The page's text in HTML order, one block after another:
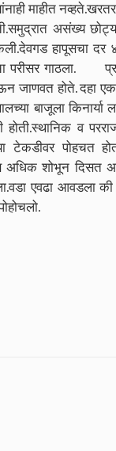
माहीत
असंख्य
हापूसचा दर
परीसर गाठला.
जाणवत होते. दहा
बाजूला
होती.स्थानिक व
टेकडीवर पोहचत
अधिक शोभून दिसत
एवढा आवडला